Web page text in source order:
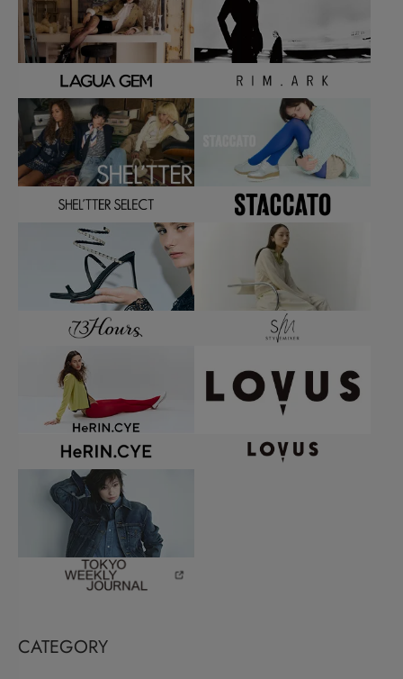
CATEGORY